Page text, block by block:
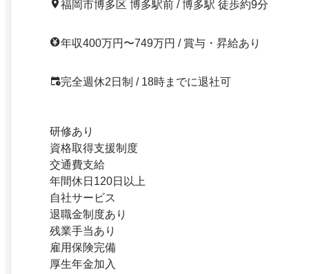
福岡市博多区 博多駅前 / 博多駅 徒歩約9分
年収400万円〜749万円 / 賞与・昇給あり
完全週休2日制 / 18時までに退社可
研修あり
資格取得支援制度
交通費支給
年間休日120日以上
自社サービス
退職金制度あり
残業手当あり
雇用保険完備
厚生年金加入